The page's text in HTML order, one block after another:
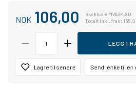
NOK 106,00
eksklusiv MVA 84,80
Totalt inkl. frakt
LEGG I
Lagre til senere Send lenke til en